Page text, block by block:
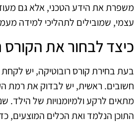
משפרת את הידע הטכני, אלא גם
עצמי, שמובילים לתהליכי למידה
כיצד לבחור את
בעת בחירת קורס רובוטיקה, יש
חשובים. ראשית, יש לבדוק את רמת
מתאים לרקע ולמיומנויות של הילד.
התוכן הנלמד ואת הכלים המוצעים,